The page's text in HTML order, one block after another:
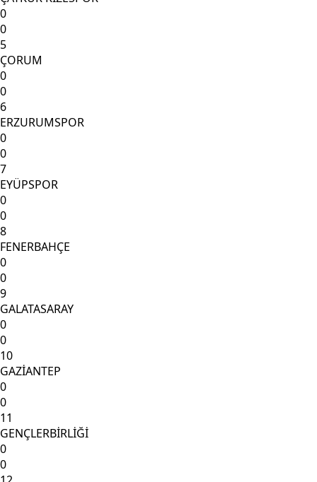
0
0
5
ÇORUM
0
0
6
ERZURUMSPOR
0
0
7
EYÜPSPOR
0
0
8
FENERBAHÇE
0
0
9
GALATASARAY
0
0
10
GAZİANTEP
0
0
11
GENÇLERBİRLİĞİ
0
0